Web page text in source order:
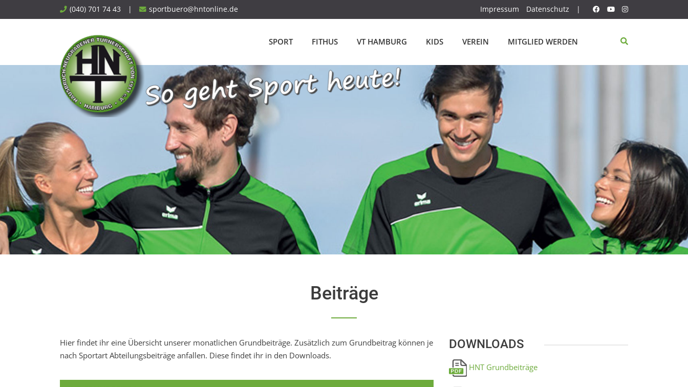
to
(040) 701 74 43 | sportbuero@hntonline.de Impressum Datenschutz |
SPORT FITHUS VT HAMBURG KIDS VEREIN MITGLIED WERDEN
Beiträge
Hier findet ihr eine Übersicht unserer monatlichen Grundbeiträge. Zusätzlich zum Grundbeitrag können je
nach Sportart Abteilungsbeiträge anfallen. Diese findet ihr in den Downloads.
DOWNLOADS
HNT Grundbeiträge